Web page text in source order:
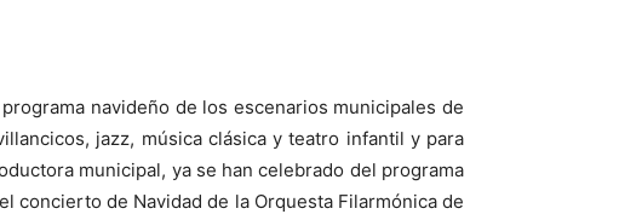
navideño de los escenarios municipales de
jazz, música clásica y teatro infantil y para
municipal, ya se han celebrado del programa
concierto de Navidad de la Orquesta Filarmónica de